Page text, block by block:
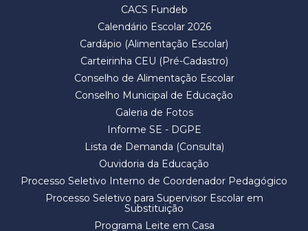
CACS Fundeb
Calendário Escolar 2026
Cardápio (Alimentação Escolar)
Carteirinha CEU (Pré-Cadastro)
Conselho de Alimentação Escolar
Conselho Municipal de Educação
Galeria de Fotos
Informe SE - DGPE
Lista de Demanda (Consulta)
Ouvidoria da Educação
Processo Seletivo Interno de Coordenador Pedagógico
Processo Seletivo para Supervisor Escolar em
Substituição
Programa Leite em Casa